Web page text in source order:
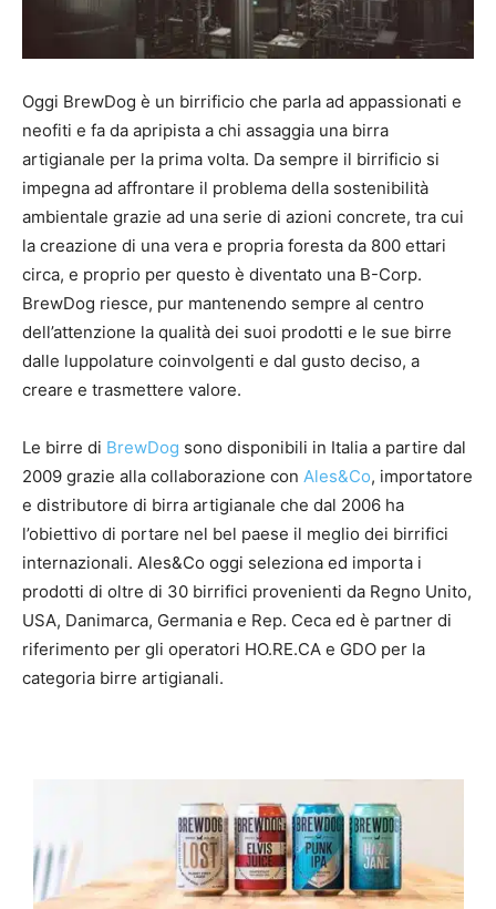
Oggi BrewDog è un birrificio che parla ad appassionati e
neofiti e fa da apripista a chi assaggia una birra
artigianale per la prima volta. Da sempre il birrificio si
impegna ad affrontare il problema della sostenibilità
ambientale grazie ad una serie di azioni concrete, tra cui
la creazione di una vera e propria foresta da 800 ettari
circa, e proprio per questo è diventato una B-Corp.
BrewDog riesce, pur mantenendo sempre al centro
dell’attenzione la qualità dei suoi prodotti e le sue birre
dalle luppolature coinvolgenti e dal gusto deciso, a
creare e trasmettere valore.
Le birre di BrewDog sono disponibili in Italia a partire dal
2009 grazie alla collaborazione con Ales&Co, importatore
e distributore di birra artigianale che dal 2006 ha
l’obiettivo di portare nel bel paese il meglio dei birrifici
internazionali. Ales&Co oggi seleziona ed importa i
prodotti di oltre di 30 birrifici provenienti da Regno Unito,
USA, Danimarca, Germania e Rep. Ceca ed è partner di
riferimento per gli operatori HO.RE.CA e GDO per la
categoria birre artigianali.